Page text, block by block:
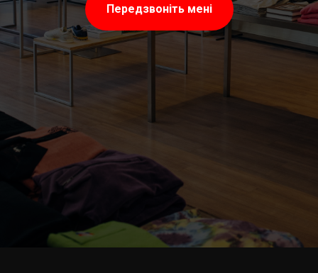
Передзвоніть мені